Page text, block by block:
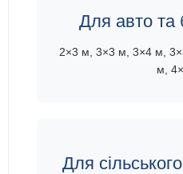
Для авто та
2×3 м, 3×3 м, 3×4 м,
м,
Для